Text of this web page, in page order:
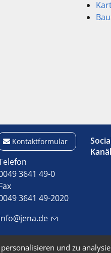
Kontaktformular
3641 49-0
3641 49-2020
und zu